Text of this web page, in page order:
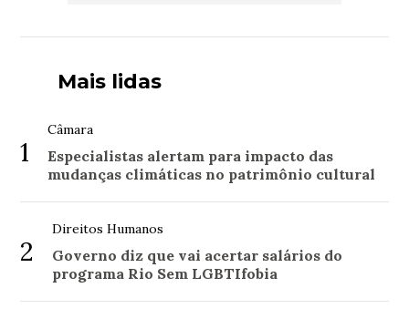
Mais lidas
1
Câmara
Especialistas alertam para impacto das
mudanças climáticas no patrimônio cultural
2
Direitos Humanos
Governo diz que vai acertar salários do
programa Rio Sem LGBTIfobia